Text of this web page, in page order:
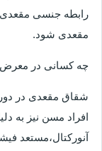
رابطه جنسی
مقعدی شود.
چه کسانی در معرض
شقاق مقعدی در
افراد مسن نیز به
آنورکتال،مستعد